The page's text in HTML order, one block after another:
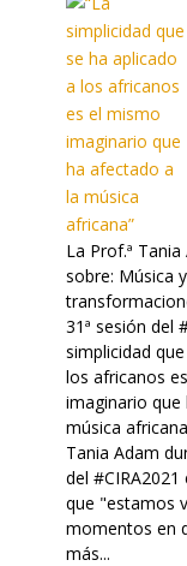
La Prof.ª
sobre: Música y
31ª sesión del
simplicidad
los africanos
imaginario
música
Tania Adam
del
que "estamos
momentos en
más...